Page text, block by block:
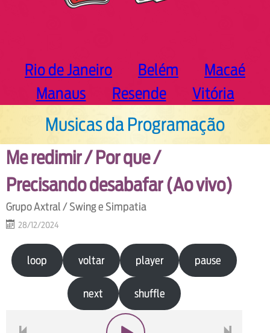
Rio de Janeiro Belém
Macaé
Manaus
Resende Vitória
Musicas da Programação
Me redimir / Por que /
Precisando desabafar (Ao vivo)
Grupo Axtral / Swing e Simpatia
28/12/2024
loop voltar player pause
next shuffle